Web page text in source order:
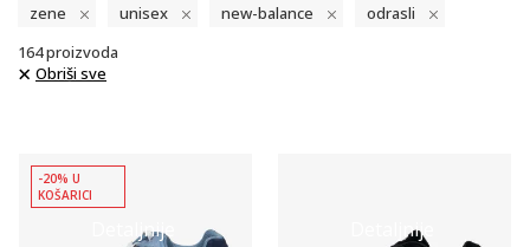
zene unisex new-balance
odrasli
164proizvoda
Obriši sve
Detaljnije
-20% U
KOŠARICI
Detaljnije